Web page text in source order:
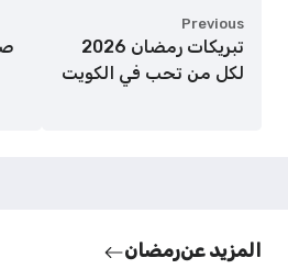
Previous
تبريكات رمضان 2026
لكل من تحب في الكويت
المزيد عنرمضان